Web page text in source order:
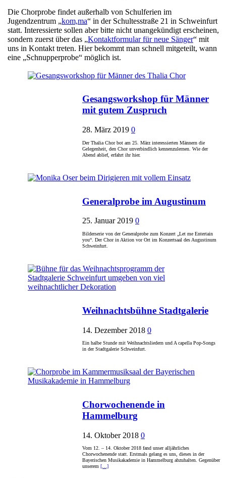
Die Chorprobe findet außerhalb von Schulferien im
Jugendzentrum „kom,ma“ in der Schultesstraße 21 in Schweinfurt
statt. Interessierte sollen aber bitte nicht unangekündigt erscheinen,
sondern zuerst über das „Kontaktformular für neue Sänger“ mit
uns in Kontakt treten. Hier bekommt man schnell mitgeteilt, wann
eine „Schnupperprobe“ möglich ist.
Gesangsworkshop für Männer
mit gutem Zuspruch
28. März 2019 0
Der Thalia Chor bot am 25. März interessierten Männern die
Gelegenheit, den Chor unverbindlich kennenzulernen. Wie der
Abend ablief, erfahrt ihr hier.
Generalprobe im Augustinum
25. Januar 2019 0
Bilderserie von der Generalprobe zum Konzert „Let me Entertain
you“. Der Chor in Aktion vor Ort im Konzertsaal des Augustinum
Schweinfurt.
Weihnachtsbühne Stadtgalerie
14. Dezember 2018 0
Ein halbe Stunde mit Weihnachtsliedern und A capella Pop-Songs
in der Stadtgalerie Schweinfurt.
Chorwochenende in
Hammelburg
14. Oktober 2018 0
Vom 12. – 14. Oktober 2018 fand unser alljährliches
Chorwochenende statt. Erstmals gelang es uns, dieses in der
Bayerischen Musikakademie in Hammelburg abzuhalten. Gegenüber
unserem […]